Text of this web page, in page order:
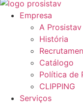
Empresa
A Prosistav
História
Catálogo
Política de
CLIPPING
Serviços